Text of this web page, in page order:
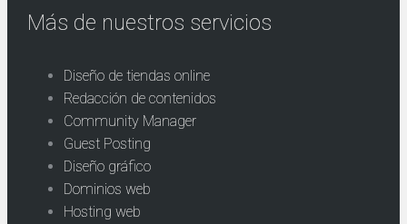
Más de nuestros servicios
Diseño de tiendas online
Redacción de contenidos
Community Manager
Guest Posting
Diseño gráfico
Dominios web
Hosting web